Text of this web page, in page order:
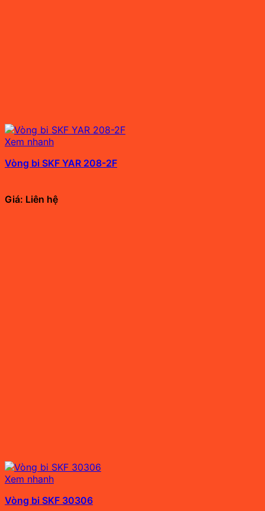
Xem nhanh
Vòng bi SKF YAR 208-2F
Giá: Liên hệ
Xem nhanh
Vòng bi SKF 30306